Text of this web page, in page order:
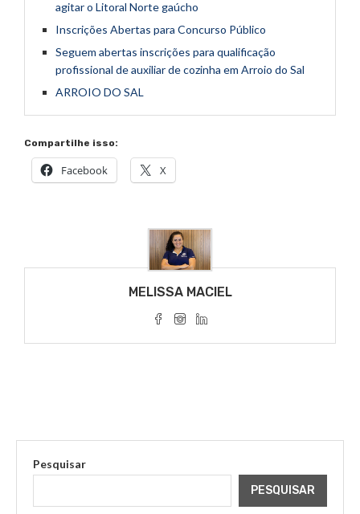
agitar o Litoral Norte gaúcho
Inscrições Abertas para Concurso Público
Seguem abertas inscrições para qualificação
profissional de auxiliar de cozinha em Arroio do Sal
ARROIO DO SAL
Compartilhe isso:
Facebook X
MELISSA MACIEL
Pesquisar
PESQUISAR